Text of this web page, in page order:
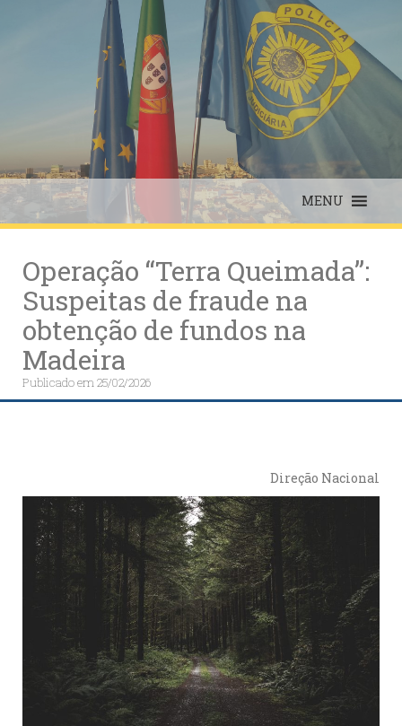
MENU
Operação “Terra Queimada”:
Suspeitas de fraude na
obtenção de fundos na
Madeira
Publicado em25/02/2026
Direção Nacional